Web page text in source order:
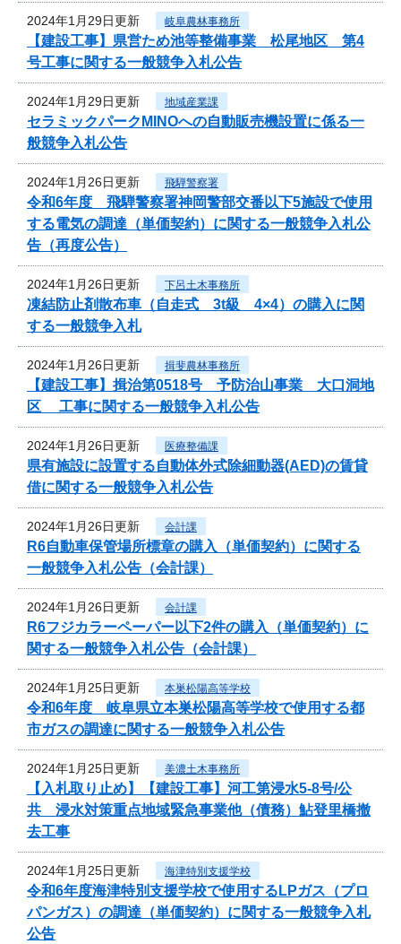
2024年1月29日更新 岐阜農林事務所
【建設工事】県営ため池等整備事業 松尾地区 第4
号工事に関する一般競争入札公告
2024年1月29日更新 地域産業課
セラミックパークMINOへの自動販売機設置に係る一
般競争入札公告
2024年1月26日更新 飛騨警察署
令和6年度 飛騨警察署神岡警部交番以下5施設で使用
する電気の調達（単価契約）に関する一般競争入札公
告（再度公告）
2024年1月26日更新 下呂土木事務所
凍結防止剤散布車（自走式 3t級 4×4）の購入に関
する一般競争入札
2024年1月26日更新 揖斐農林事務所
【建設工事】揖治第0518号 予防治山事業 大口洞地
区 工事に関する一般競争入札公告
2024年1月26日更新 医療整備課
県有施設に設置する自動体外式除細動器(AED)の賃貸
借に関する一般競争入札公告
2024年1月26日更新 会計課
R6自動車保管場所標章の購入（単価契約）に関する
一般競争入札公告（会計課）
2024年1月26日更新 会計課
R6フジカラーペーパー以下2件の購入（単価契約）に
関する一般競争入札公告（会計課）
2024年1月25日更新 本巣松陽高等学校
令和6年度 岐阜県立本巣松陽高等学校で使用する都
市ガスの調達に関する一般競争入札公告
2024年1月25日更新 美濃土木事務所
【入札取り止め】【建設工事】河工第浸水5-8号/公
共 浸水対策重点地域緊急事業他（債務）鮎登里橋撤
去工事
2024年1月25日更新 海津特別支援学校
令和6年度海津特別支援学校で使用するLPガス（プロ
パンガス）の調達（単価契約）に関する一般競争入札
公告